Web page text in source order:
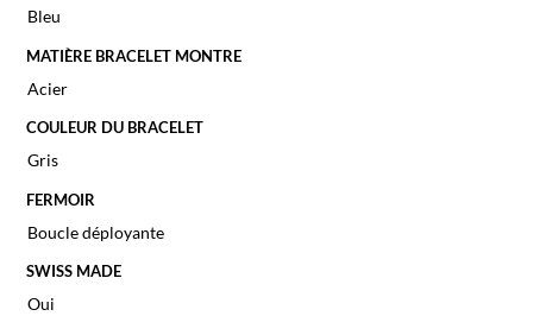
Bleu
MATIÈRE BRACELET MONTRE
Acier
COULEUR DU BRACELET
Gris
FERMOIR
Boucle déployante
SWISS MADE
Oui